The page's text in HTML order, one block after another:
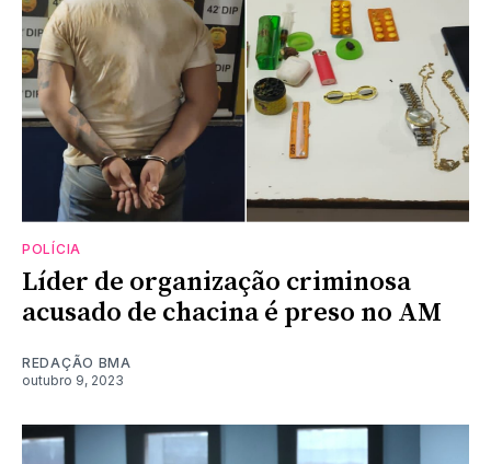
POLÍCIA
Líder de organização criminosa
acusado de chacina é preso no AM
REDAÇÃO BMA
outubro 9, 2023